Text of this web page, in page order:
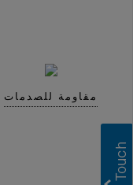
مقاومة للصدمات
Greenlam Laminates